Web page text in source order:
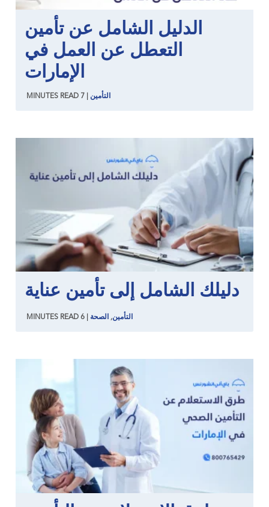
الدليل الشامل عن تأمين
التعطل عن العمل في
الإمارات
التأمين 7
MINUTES READ
دليلك الشامل إلى تأمين عناية
التأمين, الصحة 6
MINUTES READ